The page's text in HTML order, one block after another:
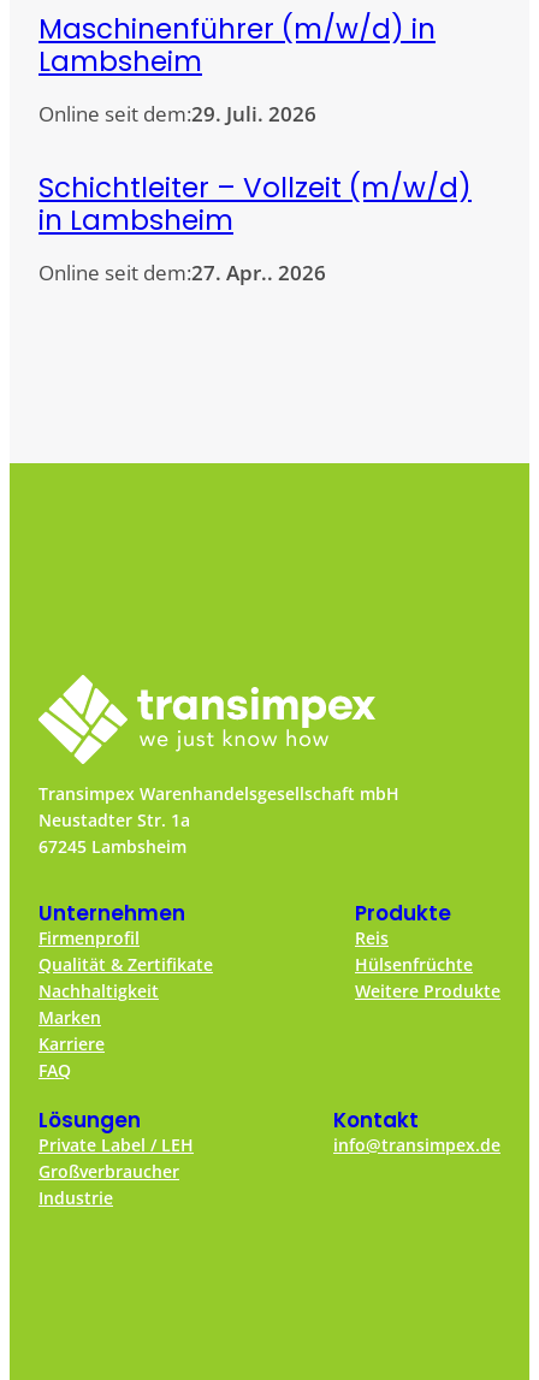
Maschinenführer (m/w/d) in
Lambsheim
Online seit dem:29. Juli. 2026
Schichtleiter – Vollzeit (m/w/d)
in Lambsheim
Online seit dem:27. Apr.. 2026
Transimpex Warenhandelsgesellschaft mbH
Neustadter Str. 1a
67245 Lambsheim
Unternehmen
Firmenprofil
Qualität & Zertifikate
Nachhaltigkeit
Marken
Karriere
FAQ
Produkte
Reis
Hülsenfrüchte
Weitere Produkte
Lösungen
Private Label / LEH
Großverbraucher
Industrie
Kontakt
info@transimpex.de